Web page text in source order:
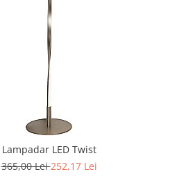
Lampadar LED Twist
365,00 Lei252,17 Lei